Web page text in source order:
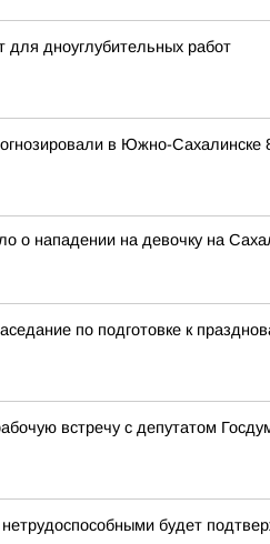
дноуглубительных работ
в Южно-Сахалинске
о нападении на девочку на
по подготовке к
встречу с депутатом
будет